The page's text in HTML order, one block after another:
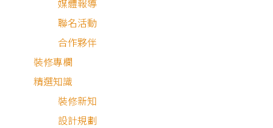
媒體報導
聯名活動
合作夥伴
裝修專欄
精選知識
裝修新知
設計規劃